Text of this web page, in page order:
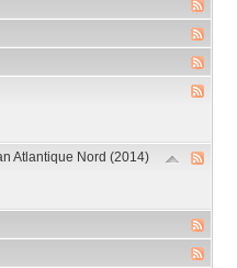
Atlantique Nord (2014)